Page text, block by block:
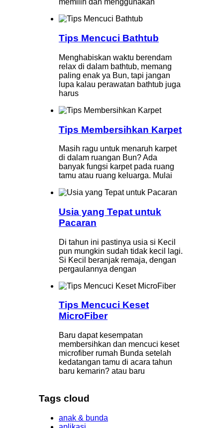
memilih dan menggunakan
Tips Mencuci Bathtub
Menghabiskan waktu berendam
relax di dalam bathtub, memang
paling enak ya Bun, tapi jangan
lupa kalau perawatan bathtub juga
harus
Tips Membersihkan Karpet
Masih ragu untuk menaruh karpet
di dalam ruangan Bun? Ada
banyak fungsi karpet pada ruang
tamu atau ruang keluarga. Mulai
Usia yang Tepat untuk
Pacaran
Di tahun ini pastinya usia si Kecil
pun mungkin sudah tidak kecil lagi.
Si Kecil beranjak remaja, dengan
pergaulannya dengan
Tips Mencuci Keset
MicroFiber
Baru dapat kesempatan
membersihkan dan mencuci keset
microfiber rumah Bunda setelah
kedatangan tamu di acara tahun
baru kemarin? atau baru
Tags cloud
anak & bunda